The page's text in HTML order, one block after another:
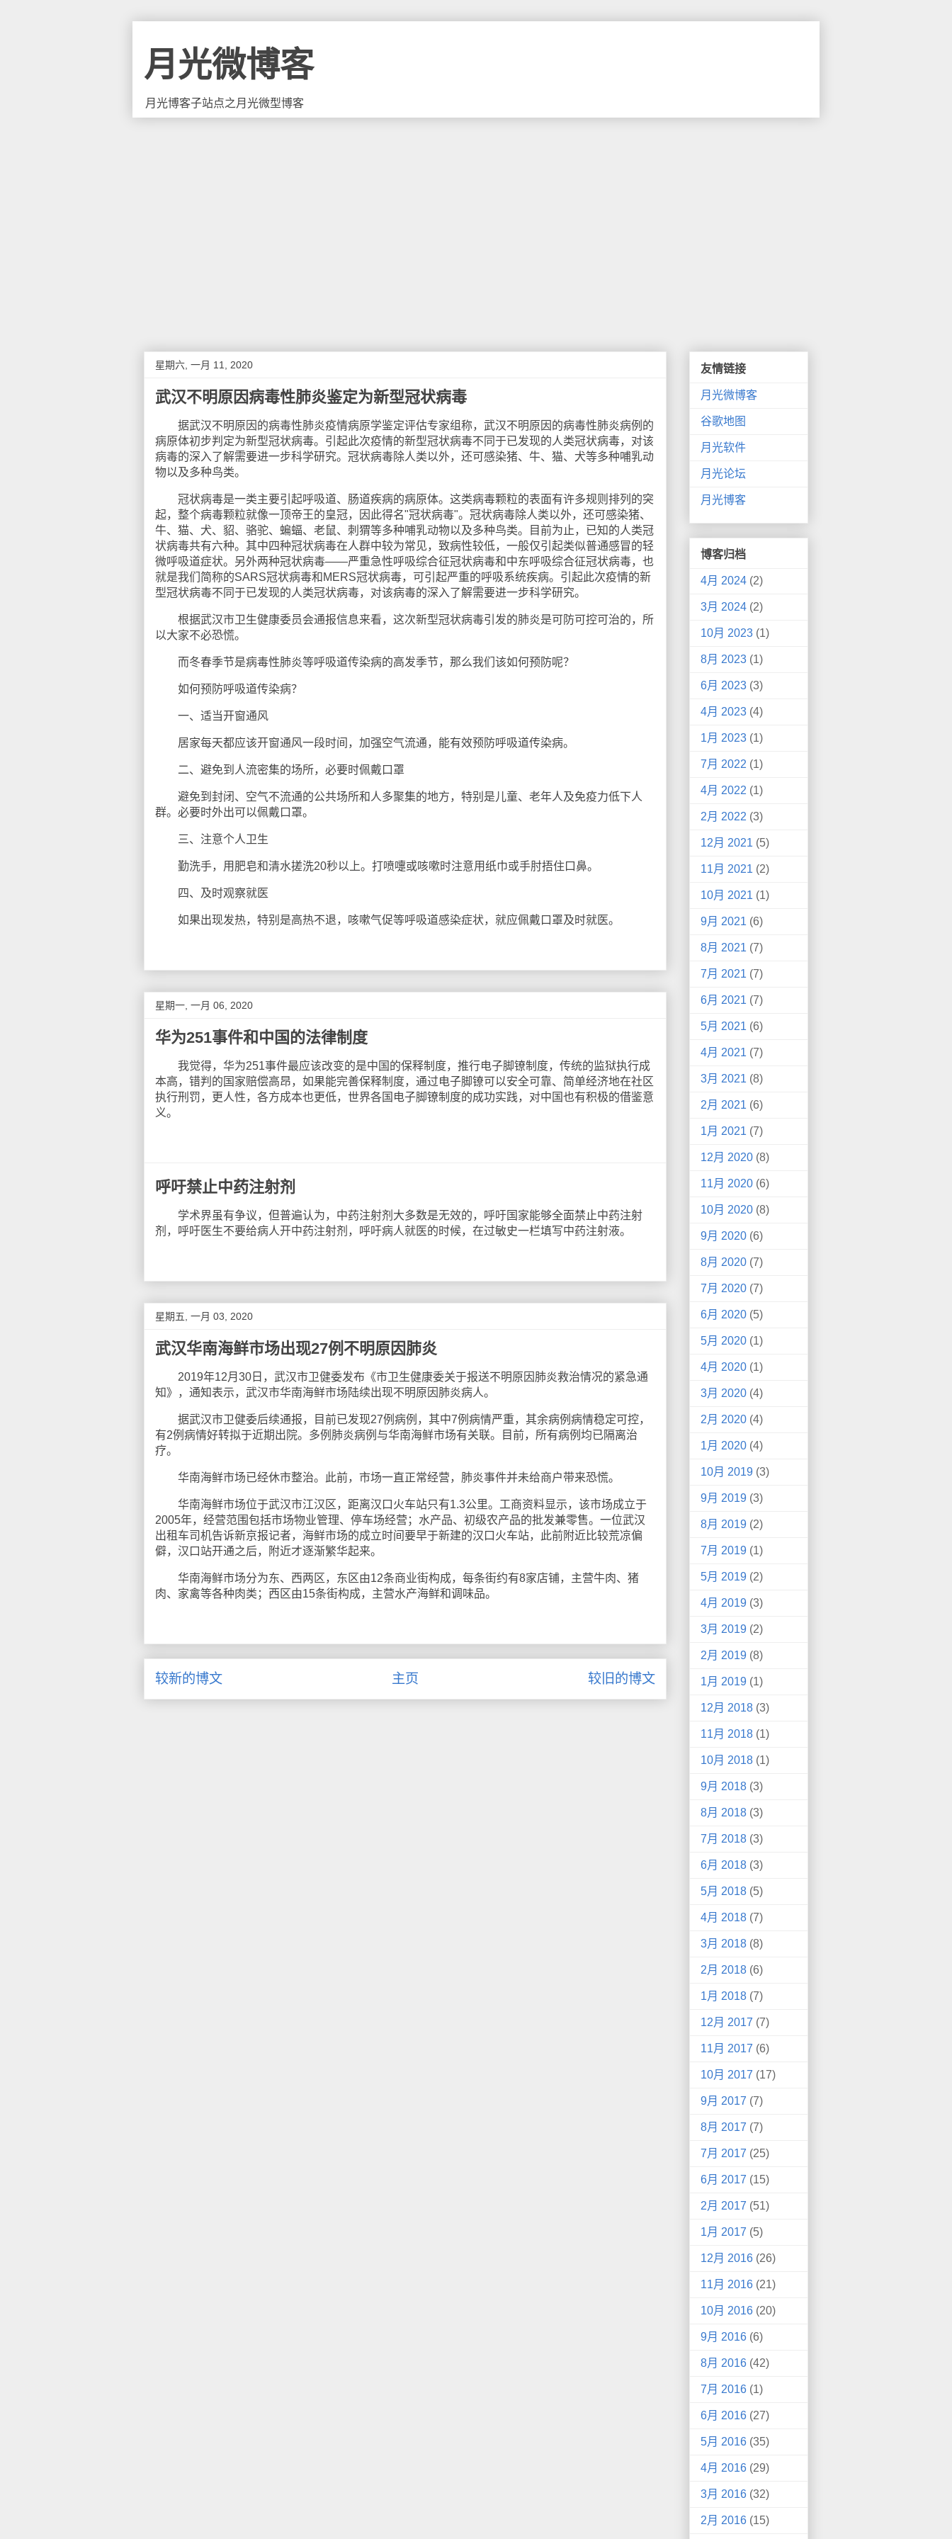
月光微博客
月光博客子站点之月光微型博客
星期六, 一月 11, 2020
武汉不明原因病毒性肺炎鉴定为新型冠状病毒
据武汉不明原因的病毒性肺炎疫情病原学鉴定评估专家组称，武汉不明原因的病毒性肺炎病例的
病原体初步判定为新型冠状病毒。引起此次疫情的新型冠状病毒不同于已发现的人类冠状病毒，对该
病毒的深入了解需要进一步科学研究。冠状病毒除人类以外，还可感染猪、牛、猫、犬等多种哺乳动
物以及多种鸟类。
冠状病毒是一类主要引起呼吸道、肠道疾病的病原体。这类病毒颗粒的表面有许多规则排列的突
起，整个病毒颗粒就像一顶帝王的皇冠，因此得名"冠状病毒"。冠状病毒除人类以外，还可感染猪、
牛、猫、犬、貂、骆驼、蝙蝠、老鼠、刺猬等多种哺乳动物以及多种鸟类。目前为止，已知的人类冠
状病毒共有六种。其中四种冠状病毒在人群中较为常见，致病性较低，一般仅引起类似普通感冒的轻
微呼吸道症状。另外两种冠状病毒——严重急性呼吸综合征冠状病毒和中东呼吸综合征冠状病毒，也
就是我们简称的SARS冠状病毒和MERS冠状病毒，可引起严重的呼吸系统疾病。引起此次疫情的新
型冠状病毒不同于已发现的人类冠状病毒，对该病毒的深入了解需要进一步科学研究。
根据武汉市卫生健康委员会通报信息来看，这次新型冠状病毒引发的肺炎是可防可控可治的，所
以大家不必恐慌。
而冬春季节是病毒性肺炎等呼吸道传染病的高发季节，那么我们该如何预防呢？
如何预防呼吸道传染病？
一、适当开窗通风
居家每天都应该开窗通风一段时间，加强空气流通，能有效预防呼吸道传染病。
二、避免到人流密集的场所，必要时佩戴口罩
避免到封闭、空气不流通的公共场所和人多聚集的地方，特别是儿童、老年人及免疫力低下人
群。必要时外出可以佩戴口罩。
三、注意个人卫生
勤洗手，用肥皂和清水搓洗20秒以上。打喷嚏或咳嗽时注意用纸巾或手肘捂住口鼻。
四、及时观察就医
如果出现发热，特别是高热不退，咳嗽气促等呼吸道感染症状，就应佩戴口罩及时就医。
星期一, 一月 06, 2020
华为251事件和中国的法律制度
我觉得，华为251事件最应该改变的是中国的保释制度，推行电子脚镣制度，传统的监狱执行成
本高，错判的国家赔偿高昂，如果能完善保释制度，通过电子脚镣可以安全可靠、简单经济地在社区
执行刑罚，更人性，各方成本也更低，世界各国电子脚镣制度的成功实践，对中国也有积极的借鉴意
义。
呼吁禁止中药注射剂
学术界虽有争议，但普遍认为，中药注射剂大多数是无效的，呼吁国家能够全面禁止中药注射
剂，呼吁医生不要给病人开中药注射剂，呼吁病人就医的时候，在过敏史一栏填写中药注射液。
星期五, 一月 03, 2020
武汉华南海鲜市场出现27例不明原因肺炎
2019年12月30日，武汉市卫健委发布《市卫生健康委关于报送不明原因肺炎救治情况的紧急通
知》，通知表示，武汉市华南海鲜市场陆续出现不明原因肺炎病人。
据武汉市卫健委后续通报，目前已发现27例病例，其中7例病情严重，其余病例病情稳定可控，
有2例病情好转拟于近期出院。多例肺炎病例与华南海鲜市场有关联。目前，所有病例均已隔离治
疗。
华南海鲜市场已经休市整治。此前，市场一直正常经营，肺炎事件并未给商户带来恐慌。
华南海鲜市场位于武汉市江汉区，距离汉口火车站只有1.3公里。工商资料显示，该市场成立于
2005年，经营范围包括市场物业管理、停车场经营；水产品、初级农产品的批发兼零售。一位武汉
出租车司机告诉新京报记者，海鲜市场的成立时间要早于新建的汉口火车站，此前附近比较荒凉偏
僻，汉口站开通之后，附近才逐渐繁华起来。
华南海鲜市场分为东、西两区，东区由12条商业街构成，每条街约有8家店铺，主营牛肉、猪
肉、家禽等各种肉类；西区由15条街构成，主营水产海鲜和调味品。
较新的博文 较旧的博文
主页
友情链接
月光微博客
谷歌地图
月光软件
月光论坛
月光博客
博客归档
4月 2024 (2)
3月 2024 (2)
10月 2023 (1)
8月 2023 (1)
6月 2023 (3)
4月 2023 (4)
1月 2023 (1)
7月 2022 (1)
4月 2022 (1)
2月 2022 (3)
12月 2021 (5)
11月 2021 (2)
10月 2021 (1)
9月 2021 (6)
8月 2021 (7)
7月 2021 (7)
6月 2021 (7)
5月 2021 (6)
4月 2021 (7)
3月 2021 (8)
2月 2021 (6)
1月 2021 (7)
12月 2020 (8)
11月 2020 (6)
10月 2020 (8)
9月 2020 (6)
8月 2020 (7)
7月 2020 (7)
6月 2020 (5)
5月 2020 (1)
4月 2020 (1)
3月 2020 (4)
2月 2020 (4)
1月 2020 (4)
10月 2019 (3)
9月 2019 (3)
8月 2019 (2)
7月 2019 (1)
5月 2019 (2)
4月 2019 (3)
3月 2019 (2)
2月 2019 (8)
1月 2019 (1)
12月 2018 (3)
11月 2018 (1)
10月 2018 (1)
9月 2018 (3)
8月 2018 (3)
7月 2018 (3)
6月 2018 (3)
5月 2018 (5)
4月 2018 (7)
3月 2018 (8)
2月 2018 (6)
1月 2018 (7)
12月 2017 (7)
11月 2017 (6)
10月 2017 (17)
9月 2017 (7)
8月 2017 (7)
7月 2017 (25)
6月 2017 (15)
2月 2017 (51)
1月 2017 (5)
12月 2016 (26)
11月 2016 (21)
10月 2016 (20)
9月 2016 (6)
8月 2016 (42)
7月 2016 (1)
6月 2016 (27)
5月 2016 (35)
4月 2016 (29)
3月 2016 (32)
2月 2016 (15)